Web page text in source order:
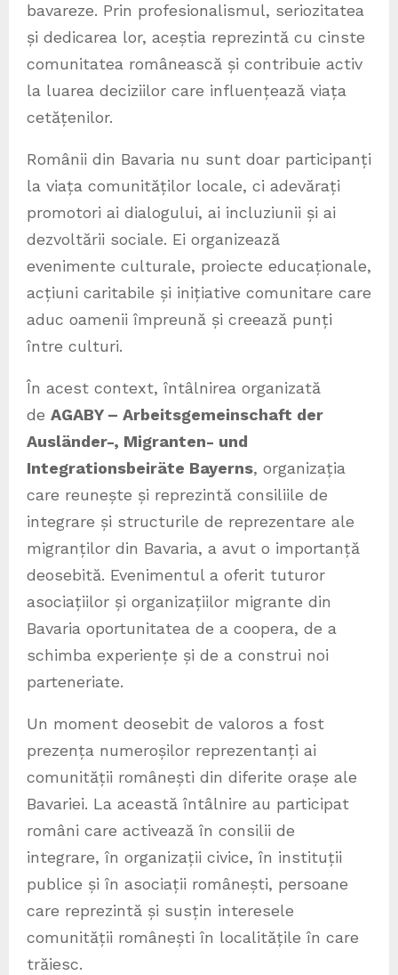
bavareze. Prin profesionalismul, seriozitatea
și dedicarea lor, aceștia reprezintă cu cinste
comunitatea românească și contribuie activ
la luarea deciziilor care influențează viața
cetățenilor.
Românii din Bavaria nu sunt doar participanți
la viața comunităților locale, ci adevărați
promotori ai dialogului, ai incluziunii și ai
dezvoltării sociale. Ei organizează
evenimente culturale, proiecte educaționale,
acțiuni caritabile și inițiative comunitare care
aduc oamenii împreună și creează punți
între culturi.
În acest context, întâlnirea organizată
de AGABY – Arbeitsgemeinschaft der
Ausländer-, Migranten- und
Integrationsbeiräte Bayerns, organizația
care reunește și reprezintă consiliile de
integrare și structurile de reprezentare ale
migranților din Bavaria, a avut o importanță
deosebită. Evenimentul a oferit tuturor
asociațiilor și organizațiilor migrante din
Bavaria oportunitatea de a coopera, de a
schimba experiențe și de a construi noi
parteneriate.
Un moment deosebit de valoros a fost
prezența numeroșilor reprezentanți ai
comunității românești din diferite orașe ale
Bavariei. La această întâlnire au participat
români care activează în consilii de
integrare, în organizații civice, în instituții
publice și în asociații românești, persoane
care reprezintă și susțin interesele
comunității românești în localitățile în care
trăiesc.